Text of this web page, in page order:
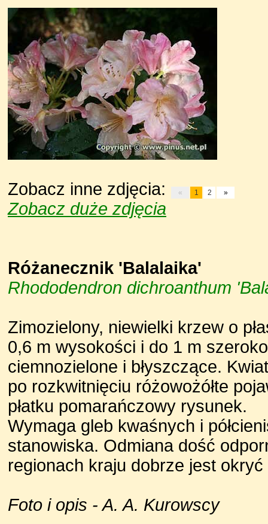
Zobacz inne zdjęcia: « 1 2 »
Zobacz duże zdjęcia
Różanecznik 'Balalaika'
Rhododendron dichroanthum
Zimozielony, niewielki krzew o
0,6 m wysokości i do 1 m
ciemnozielone i błyszczące.
po rozkwitnięciu różowożółte
płatku pomarańczowy rysunek.
Wymaga gleb kwaśnych i
stanowiska. Odmiana dość
regionach kraju dobrze jest okryć
Foto i opis - A. A. Kurowscy